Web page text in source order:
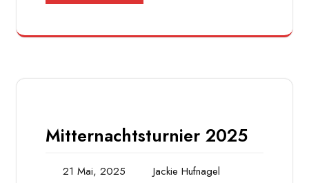
Mitternachtsturnier 2025
21 Mai, 2025
Jackie Hufnagel